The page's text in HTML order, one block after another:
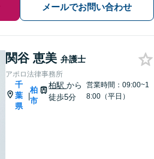
メールでお問い合わせ
関谷 恵美 弁護士
アポロ法律事務所
千
葉
県
|
柏
市
柏駅から
徒歩5分
営業時間：09:00~1
8:00（平日）